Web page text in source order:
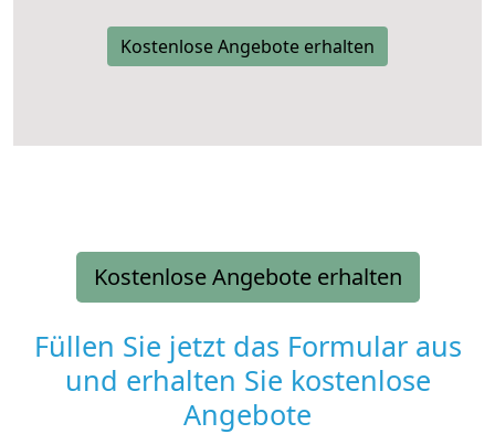
Kostenlose Angebote erhalten
Kostenlose Angebote erhalten
Füllen Sie jetzt das Formular aus
und erhalten Sie kostenlose
Angebote